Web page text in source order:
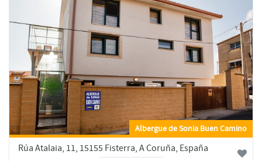
Albergue de Sonia Buen Camino
Rúa Atalaia, 11, 15155 Fisterra, A Coruña, España